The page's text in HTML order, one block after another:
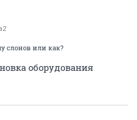
слонов или как?
оборудования